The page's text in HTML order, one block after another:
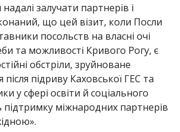
залучати партнерів і
що цей візит, коли Посли
посольств на власні очі
та можливості Кривого Рогу, є
обстріли, зруйноване
підриву Каховської ГЕС та
у сфері освіти й соціального
підтримку міжнародних партнерів